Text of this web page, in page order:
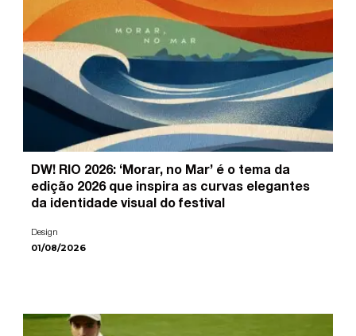
DW! RIO 2026: ‘Morar, no Mar’ é o tema da
edição 2026 que inspira as curvas elegantes
da identidade visual do festival
Design
01/08/2026